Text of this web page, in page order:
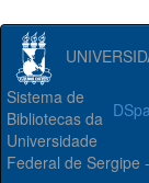
Sistema de
Bibliotecas da
Universidade
Federal de Sergipe